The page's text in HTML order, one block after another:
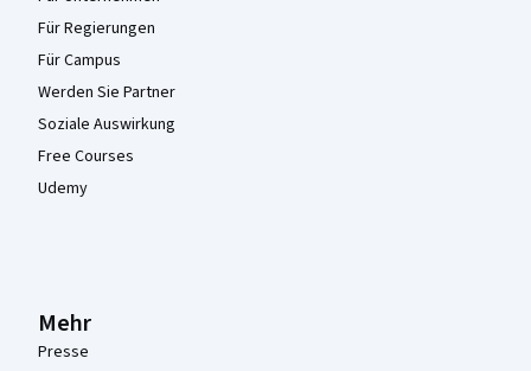
Für Regierungen
Für Campus
Werden Sie Partner
Soziale Auswirkung
Free Courses
Udemy
Mehr
Presse